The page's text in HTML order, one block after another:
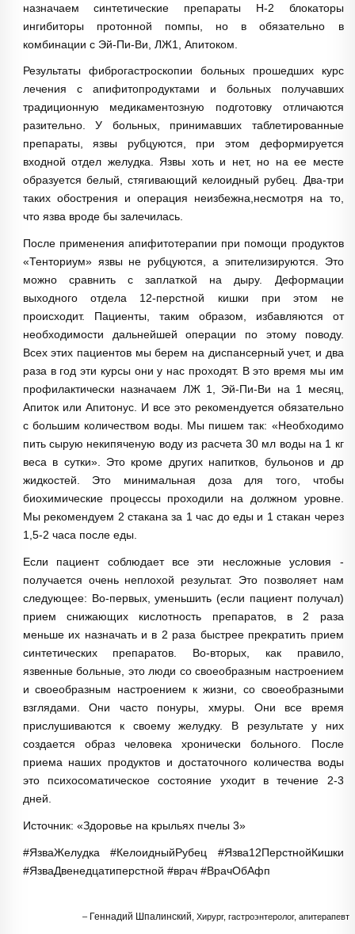
назначаем синтетические препараты Н-2 блокаторы
ингибиторы протонной помпы, но в обязательно в
комбинации с Эй-Пи-Ви, ЛЖ1, Апитоком.
Результаты фиброгастроскопии больных прошедших курс
лечения с апифитопродуктами и больных получавших
традиционную медикаментоз­ную подготовку отличаются
разительно. У больных, принимавших таблетированные
препараты, язвы рубцуются, при этом деформируется
входной отдел желудка. Язвы хоть и нет, но на ее месте
образуется белый, стягива­ющий келоидный рубец. Два-три
таких обострения и операция неизбежна,несмотря на то,
что язва вроде бы залечилась.
После применения апифитотерапии при помощи продуктов
«Тенториум» язвы не рубцуются, а эпителизируются. Это
можно сравнить с заплаткой на дыру. Деформации
выходного отдела 12-перстной кишки при этом не
происходит. Пациенты, таким образом, избавляются от
необходимости дальнейшей операции по этому поводу.
Всех этих пациентов мы берем на диспансерный учет, и два
раза в год эти курсы они у нас проходят. В это время мы им
профилактически назначаем ЛЖ 1, Эй-Пи-Ви на 1 месяц,
Апиток или Апитонус. И все это рекомендуется обязательно
с большим количеством воды. Мы пишем так: «Необходимо
пить сырую некипяченую воду из расчета 30 мл воды на 1 кг
веса в сутки». Это кроме других напитков, бульонов и др
жидкостей. Это минимальная доза для того, чтобы
биохимические процессы проходили на должном уров­не.
Мы рекомендуем 2 стакана за 1 час до еды и 1 стакан через
1,5-2 часа после еды.
Если пациент соблюдает все эти несложные условия -
получа­ется очень неплохой результат. Это позволяет нам
следующее: Во-первых, уменьшить (если пациент получал)
прием снижающих кислотность препа­ратов, в 2 раза
меньше их назначать и в 2 раза быстрее прекратить прием
синтетических препаратов. Во-вторых, как правило,
язвенные больные, это люди со своеобразным настроением
и своеобразным настроением к жизни, со своеобразными
взглядами. Они часто понуры, хмуры. Они все время
прислушиваются к своему желудку. В результате у них
создается образ че­ловека хронически больного. После
приема наших продуктов и достаточ­ного количества воды
это психосоматическое состояние уходит в течение 2-3
дней.
Источник: «Здоровье на крыльях пчелы 3»
#ЯзваЖелудка#КелоидныйРубец #Язва12ПерстнойКишки
#ЯзваДвенедцатиперстной #врач #ВрачОбАфп
Геннадий Шпалинский Хирург, гастроэнтеролог, апитерапевт